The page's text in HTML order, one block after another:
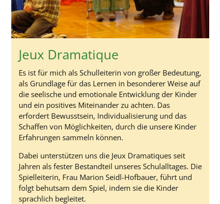
Jeux Dramatique
Es ist für mich als Schulleiterin von großer Bedeutung,
als Grundlage für das Lernen in besonderer Weise auf
die seelische und emotionale Entwicklung der Kinder
und ein positives Miteinander zu achten. Das
erfordert Bewusstsein, Individualisierung und das
Schaffen von Möglichkeiten, durch die unsere Kinder
Erfahrungen sammeln können.
Dabei unterstützen uns die Jeux Dramatiques seit
Jahren als fester Bestandteil unseres Schulalltages. Die
Spielleiterin, Frau Marion Seidl-Hofbauer, führt und
folgt behutsam dem Spiel, indem sie die Kinder
sprachlich begleitet.